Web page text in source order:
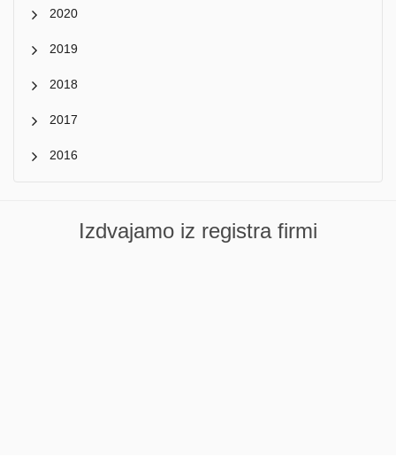
2020
2019
2018
2017
2016
Izdvajamo iz registra firmi